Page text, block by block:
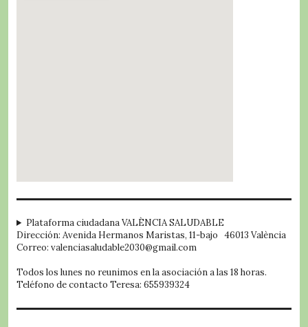
Plataforma ciudadana VALÈNCIA SALUDABLE
Dirección: Avenida Hermanos Maristas, 11-bajo 46013 València
Correo: valenciasaludable2030@gmail.com
Todos los lunes no reunimos en la asociación a las 18 horas.
Teléfono de contacto Teresa: 655939324